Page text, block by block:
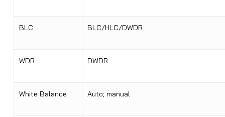
BLC BLC/HLC/DWDR
WDR DWDR
White Balance Auto; manual